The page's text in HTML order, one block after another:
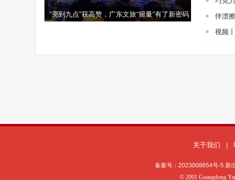
关于我们
备案号： 2023008654号-5 新
© 2001 Guangdong